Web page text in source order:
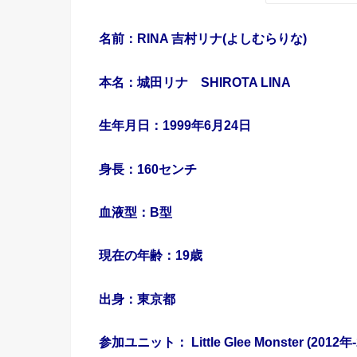
名前： RINA 吉村リナ(よしむらりな)
本名：城田リナ SHIROTA LINA
生年月日： 1999年6月 24日
身長： 160センチ
血液型： B型
現在の年齢： 19歳
出身：東京都
参加ユニット： Little Glee Monster (2012年